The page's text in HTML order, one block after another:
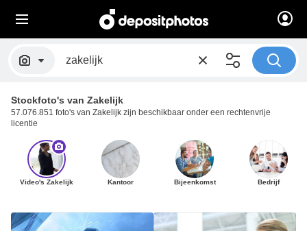
Stockfoto's van Zakelijk
57.076.851 foto's van Zakelijk zijn beschikbaar onder een rechtenvrije
licentie
Video's Zakelijk Kantoor Bijeenkomst Bedrijf